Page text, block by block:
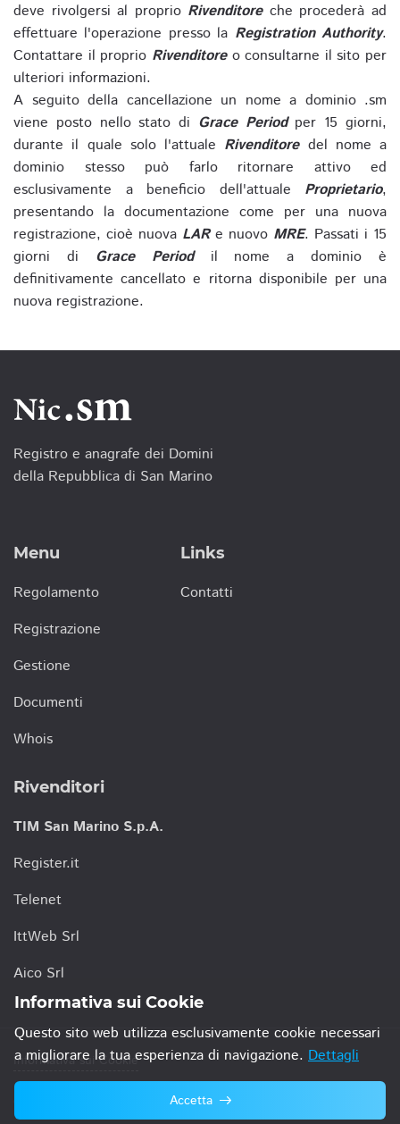
deve rivolgersi al proprio Rivenditoreche procederà ad
effettuare l'operazione presso la Registration Authority.
Contattare il proprio Rivenditoreo consultarne il sito per
ulteriori informazioni.
A seguito della cancellazione un nome a dominio .sm
viene posto nello stato di Grace Periodper 15 giorni,
durante il quale solo l'attuale Rivenditoredel nome a
dominio stesso può farlo ritornare attivo ed
esclusivamente a beneficio dell'attuale Proprietario,
presentando la documentazione come per una nuova
registrazione, cioè nuova LARe nuovo MRE. Passati i 15
giorni di Grace Periodil nome a dominio è
definitivamente cancellato e ritorna disponibile per una
nuova registrazione.
Registro e anagrafe dei Domini
della Repubblica di San Marino
Menu
Regolamento
Registrazione
Gestione
Documenti
Whois
Links
Contatti
Rivenditori
TIM San Marino S.p.A.
Register.it
Telenet
IttWeb Srl
Aico Srl
Informativa sui Cookie
© 2021 TIM San Marino S.p.A.
Informativa sui Cookie
Questo sito web utilizza esclusivamente cookie necessari
a migliorare la tua esperienza di navigazione. Dettagli
Accetta